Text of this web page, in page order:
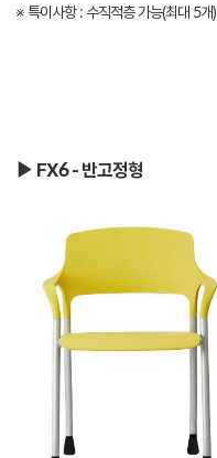
※ 특이사항 : 수직적층 가능(최대 5개)
▶ FX6 - 반고정형